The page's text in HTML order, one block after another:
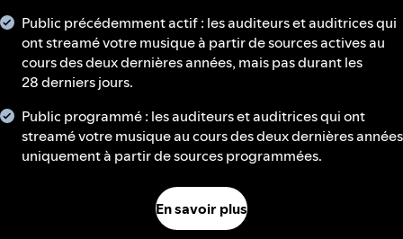
Public précédemment actif : les auditeurs et auditrices qui
ont streamé votre musique à partir de sources actives au
cours des deux dernières années, mais pas durant les
28 derniers jours.
Public programmé : les auditeurs et auditrices qui ont
streamé votre musique au cours des deux dernières années
uniquement à partir de sources programmées.
En savoir plus